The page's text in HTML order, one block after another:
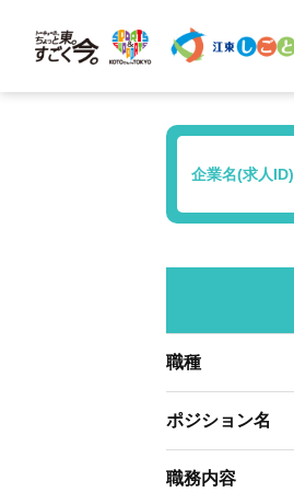
企業名(求人ID)
職種
ポジション名
職務内容